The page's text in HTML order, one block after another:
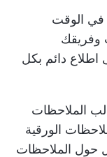
في الوقت
وفريقك
اطلاع دائم بكل
الملاحظات
الورقية
حول الملاحظات